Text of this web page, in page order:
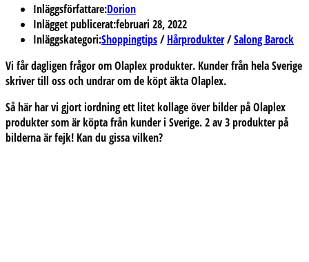
Inläggsförfattare:Dorion
Inlägget publicerat:februari 28, 2022
Inläggskategori:Shoppingtips/ Hårprodukter/Salong Barock
Vi får dagligen frågor om Olaplex produkter. Kunder från hela Sverige
skriver till oss och undrar om de köpt äkta Olaplex.
Så här har vi gjort iordning ett litet kollage över bilder på Olaplex
produkter som är köpta från kunder i Sverige. 2 av 3 produkter på
bilderna är fejk! Kan du gissa vilken?